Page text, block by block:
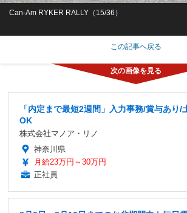
Can-Am RYKER RALLY（15/36）
この記事へ戻る
「内定まで最短2週間」入力事務/賞与あり/
OK
株式会社マノア・リノ
神奈川県
月給23万円～30万円
正社員